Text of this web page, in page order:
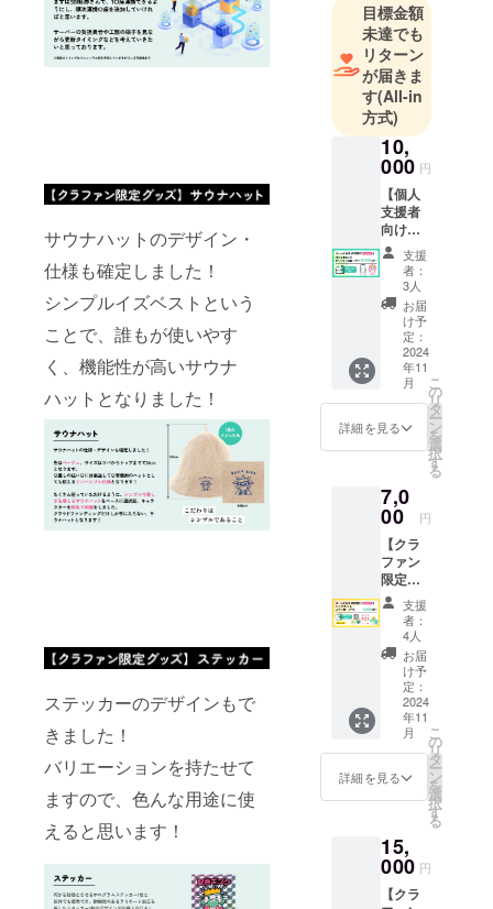
サウナハットのデザイン・
仕様も確定しました！
シンプルイズベストという
ことで、誰もが使いやす
く、機能性が高いサウナ
ハットとなりました！
ステッカーのデザインもで
きました！
バリエーションを持たせて
ますので、色んな用途に使
えると思います！
目標金額
未達でも
リターン
が届きま
す(All-in
方式)
10,
000 円
【個人
支援者
向け】
ゴール
ド会員1
年間割
引& ク
レジッ
ト掲載
プラン
◆注意
【ゴー
ルド会
員1年間
割引】
※入力頂
メール
アドレ
スに
クーポ
ンコー
ドの発
送と利
用方法
をお知
らせい
たしま
す。 ※
すでに
ゴール
ド会員
の方は
次回更
りま
す。 ※
ゴール
支援
者：
3人
お届
け予
定：
2024
年11
月
詳細を見る
こ
の
リ
タ
ー
ン
を
選
択
す
る
7,0
00 円
【クラ
ファン
限定】
ゴール
ド会員1
年間割
引& ミ
ニタオ
ル&ス
テッ
カープ
ラン ◆
注意
【ゴー
ルド会
員1年間
※入力頂
いた
メール
アドレ
支援
者：
4人
お届
け予
定：
2024
年11
月
詳細を見る
こ
の
リ
タ
ー
ン
を
選
択
す
る
15,
000 円
【クラ